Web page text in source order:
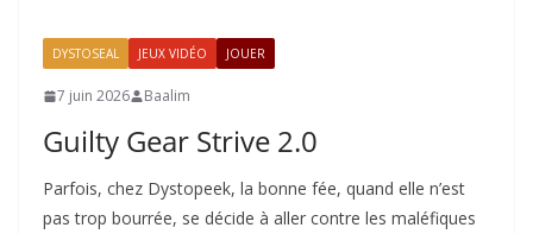
DYSTOSEAL JEUX VIDÉO JOUER
7 juin 2026 Baalim
Guilty Gear Strive 2.0
Parfois, chez Dystopeek, la bonne fée, quand elle n’est
pas trop bourrée, se décide à aller contre les maléfiques